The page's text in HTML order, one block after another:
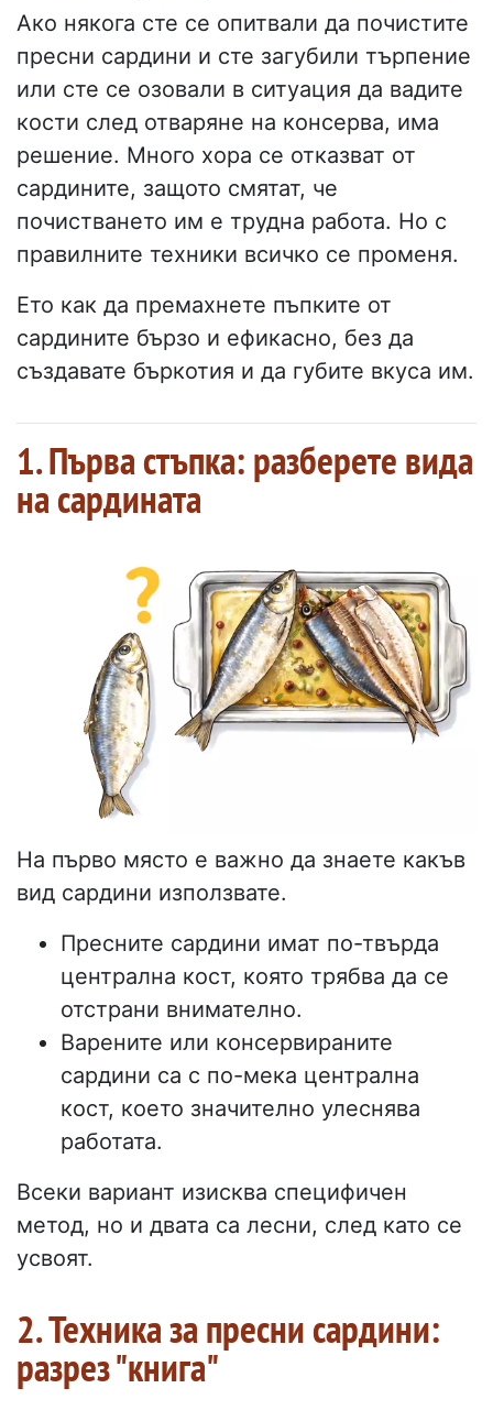
Ако някога сте се опитвали да почистите
пресни сардини и сте загубили търпение
или сте се озовали в ситуация да вадите
кости след отваряне на консерва, има
решение. Много хора се отказват от
сардините, защото смятат, че
почистването им е трудна работа. Но с
правилните техники всичко се променя.
Ето как да премахнете пъпките от
сардините бързо и ефикасно, без да
създавате бъркотия и да губите вкуса им.
1. Първа стъпка: разберете вида
на сардината
На първо място е важно да знаете какъв
вид сардини използвате.
Пресните сардини имат по-твърда
централна кост, която трябва да се
отстрани внимателно.
Варените или консервираните
сардини са с по-мека централна
кост, което значително улеснява
работата.
Всеки вариант изисква специфичен
метод, но и двата са лесни, след като се
усвоят.
2. Техника за пресни сардини:
разрез "книга"